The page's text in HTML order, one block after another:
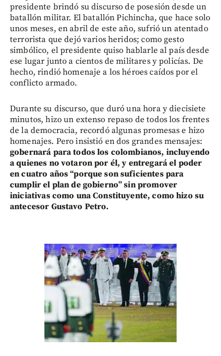
presidente brindó su discurso de posesión desde un
batallón militar. El batallón Pichincha, que hace solo
unos meses, en abril de este año, sufrió un atentado
terrorista que dejó varios heridos; como gesto
simbólico, el presidente quiso hablarle al país desde
ese lugar junto a cientos de militares y policías. De
hecho, rindió homenaje a los héroes caídos por el
conflicto armado.
Durante su discurso, que duró una hora y diecisiete
minutos, hizo un extenso repaso de todos los frentes
de la democracia, recordó algunas promesas e hizo
homenajes. Pero insistió en dos grandes mensajes:
gobernará para todos los colombianos, incluyendo
a quienes no votaron por él, y entregará el poder
en cuatro años “porque son suficientes para
cumplir el plan de gobierno” sin promover
iniciativas como una Constituyente, como hizo su
antecesor Gustavo Petro.